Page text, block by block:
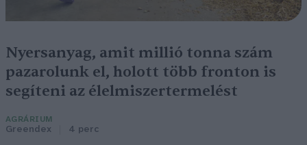
Nyersanyag, amit millió tonna szám
pazarolunk el, holott több fronton is
segíteni az élelmiszertermelést
AGRÁRIUM
Greendex 4 perc